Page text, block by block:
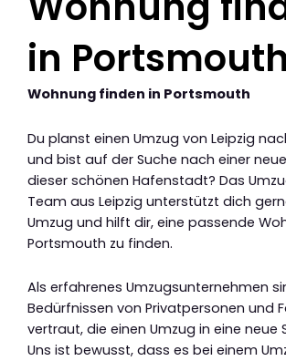
in Portsmouth
Wohnung finden in Portsmouth
Du planst einen Umzug von Leipzig
und bist auf der Suche nach einer
dieser schönen Hafenstadt? Das
Team aus Leipzig unterstützt dich
Umzug und hilft dir, eine passende
Portsmouth zu finden.
Als erfahrenes Umzugsunternehmen
Bedürfnissen von Privatpersonen und
vertraut, die einen Umzug in eine neue
Uns ist bewusst, dass es bei einem